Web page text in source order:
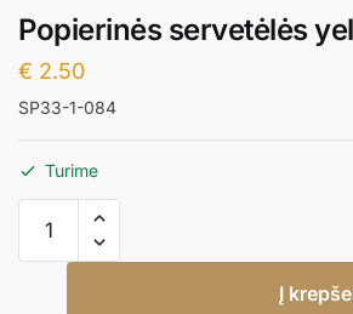
Popierinės servetėlės
€ 2.50
SP33-1-084
Turime
kiekis:
Popierinės
Į